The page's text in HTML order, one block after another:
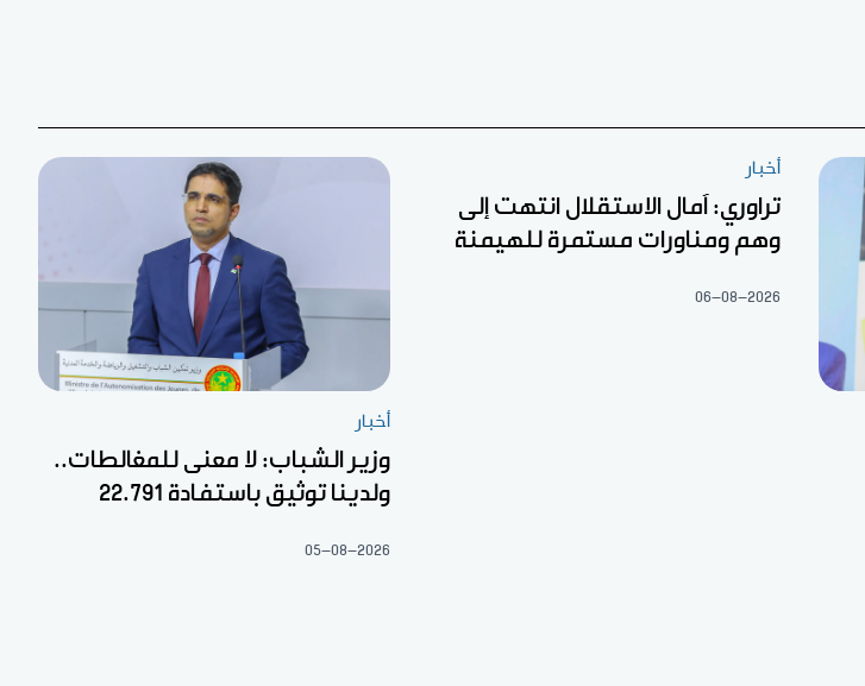
أخبار
تراوري: آمال الاستقلال انتهت إلى
وهم ومناورات مستمرة للهيمنة
06-08-2026
أخبار
وزير الشباب: لا معنى للمغالطات..
ولدينا توثيق باستفادة 22.791
05-08-2026